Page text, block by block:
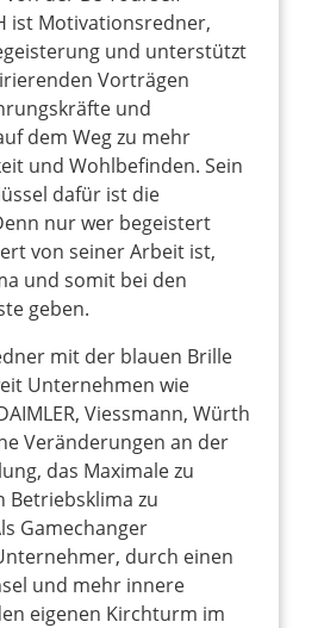
ist Motivationsredner,
und unterstützt
Vorträgen
und
dem Weg zu mehr
und Wohlbefinden. Sein
dafür ist die
nur wer begeistert
von seiner Arbeit ist,
und somit bei den
geben.
mit der blauen Brille
Unternehmen wie
Viessmann, Würth
Veränderungen an der
das Maximale zu
Betriebsklima zu
Gamechanger
durch einen
und mehr innere
eigenen Kirchturm im